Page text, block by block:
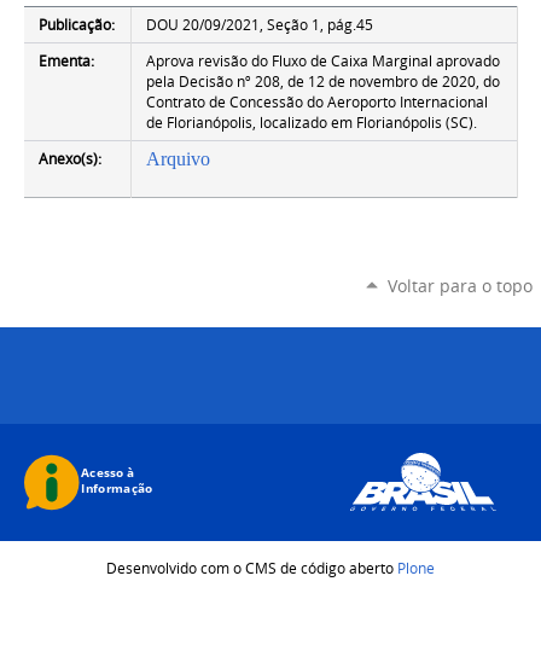
Publicação:
DOU 20/09/2021, Seção 1, pág.45
Ementa:
Aprova revisão do Fluxo de Caixa Marginal aprovado
pela Decisão nº 208, de 12 de novembro de 2020, do
Contrato de Concessão do Aeroporto Internacional
de Florianópolis, localizado em Florianópolis (SC).
Anexo(s):
Arquivo
Voltar para o topo
Desenvolvido com o CMS de código aberto Plone